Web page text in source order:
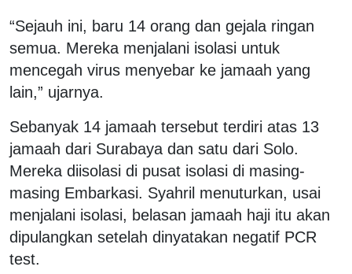
“Sejauh ini, baru 14 orang dan gejala ringan
semua. Mereka menjalani isolasi untuk
mencegah virus menyebar ke jamaah yang
lain,” ujarnya.
Sebanyak 14 jamaah tersebut terdiri atas 13
jamaah dari Surabaya dan satu dari Solo.
Mereka diisolasi di pusat isolasi di masing-
masing Embarkasi. Syahril menuturkan, usai
menjalani isolasi, belasan jamaah haji itu akan
dipulangkan setelah dinyatakan negatif PCR
test.